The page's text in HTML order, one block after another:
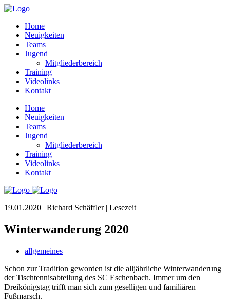
Home
Neuigkeiten
Teams
Jugend
Mitgliederbereich
Training
Videolinks
Kontakt
Home
Neuigkeiten
Teams
Jugend
Mitgliederbereich
Training
Videolinks
Kontakt
19.01.2020 | Richard Schäffler | Lesezeit
Winterwanderung 2020
allgemeines
Schon zur Tradition geworden ist die alljährliche Winterwanderung
der Tischtennisabteilung des SC Eschenbach. Immer um den
Dreikönigstag trifft man sich zum geselligen und familiären
Fußmarsch.